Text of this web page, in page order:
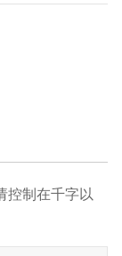
控制在千字以